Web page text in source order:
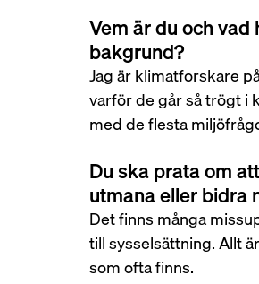
Vem är du och vad
bakgrund?
Jag är klimatforskare
varför de går så trögt i
med de flesta
Du ska prata om
utmana eller bidra
Det finns många
till sysselsättning. Allt
som ofta finns.